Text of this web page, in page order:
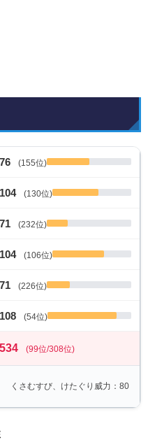
76 (155位)
104 (130位)
71 (232位)
104 (106位)
71 (226位)
108 (54位)
534 (99位/308位)
くさむすび、けたぐり威力：80